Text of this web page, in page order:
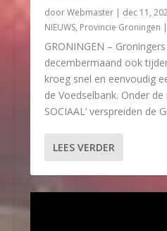
doorWebmaster| dec 11,
NIEUWS, Provincie Groningen |
GRONINGEN –
decembermaand ook
kroeg snel en eenvoudig
de Voedselbank. Onder de
SOCIAAL’ verspreiden de
LEES VERDER